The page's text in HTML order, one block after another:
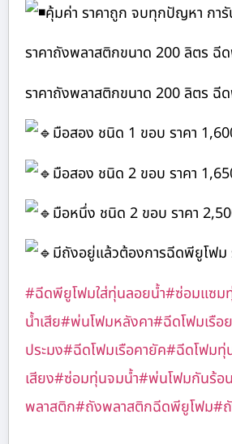
คุ้มค่า ราคาถูก จบทุกปัญหา กา
ราคาถังพลาสติกขนาด 200 ลิตร ฉี
ราคาถังพลาสติกขนาด 200 ลิตร ฉี
มือสอง ชนิด 1 ขอบ ราคา
มือสอง ชนิด 2 ขอบ ราคา
มือหนึ่ง ชนิด 2 ขอบ ราคา
มีถังอยู่แล้วต้องการฉีดพียูโฟม
#ฉีดพียูโฟมใส่ทุ่นลอยน้ำ#ซ่อมแซม
น้ำเสีย#พ่นโฟมหลังคา#ฉีดโฟมเรือ
ประมง#ฉีดโฟมเรือคายัค#ฉีดโฟมทุ่
เสียง#ซ่อมทุ่นจมน้ำ#พ่นโฟมกันร้อน
พลาสติก#ถังพลาสติกฉีดพียูโฟม#